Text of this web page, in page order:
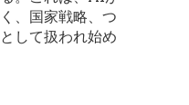
、国家戦略、つ
して扱われ始め